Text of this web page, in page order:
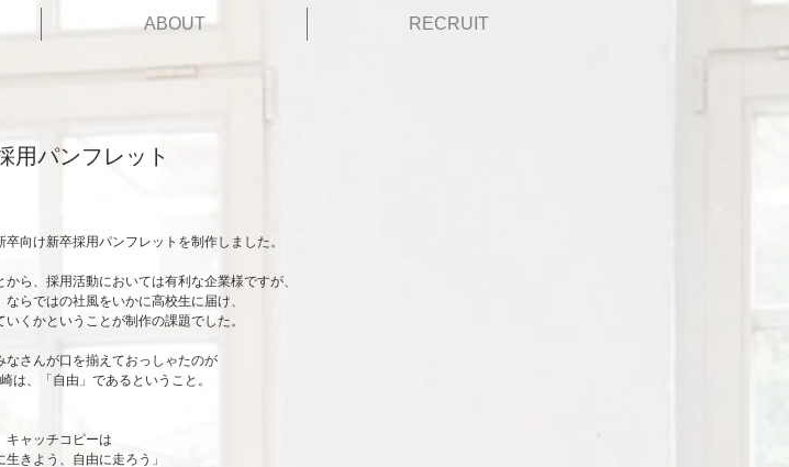
ABOUT RECRUIT
用パンフレット
向け新卒採用パンフレットを制作しました。
ら、採用活動においては有利な企業様ですが、
ならではの社風をいかに高校生に届け、
くかということが制作の課題でした。
なさんが口を揃えておっしゃたのが
は、「自由」であるということ。
キャッチコピーは
生きよう、自由に走ろう」